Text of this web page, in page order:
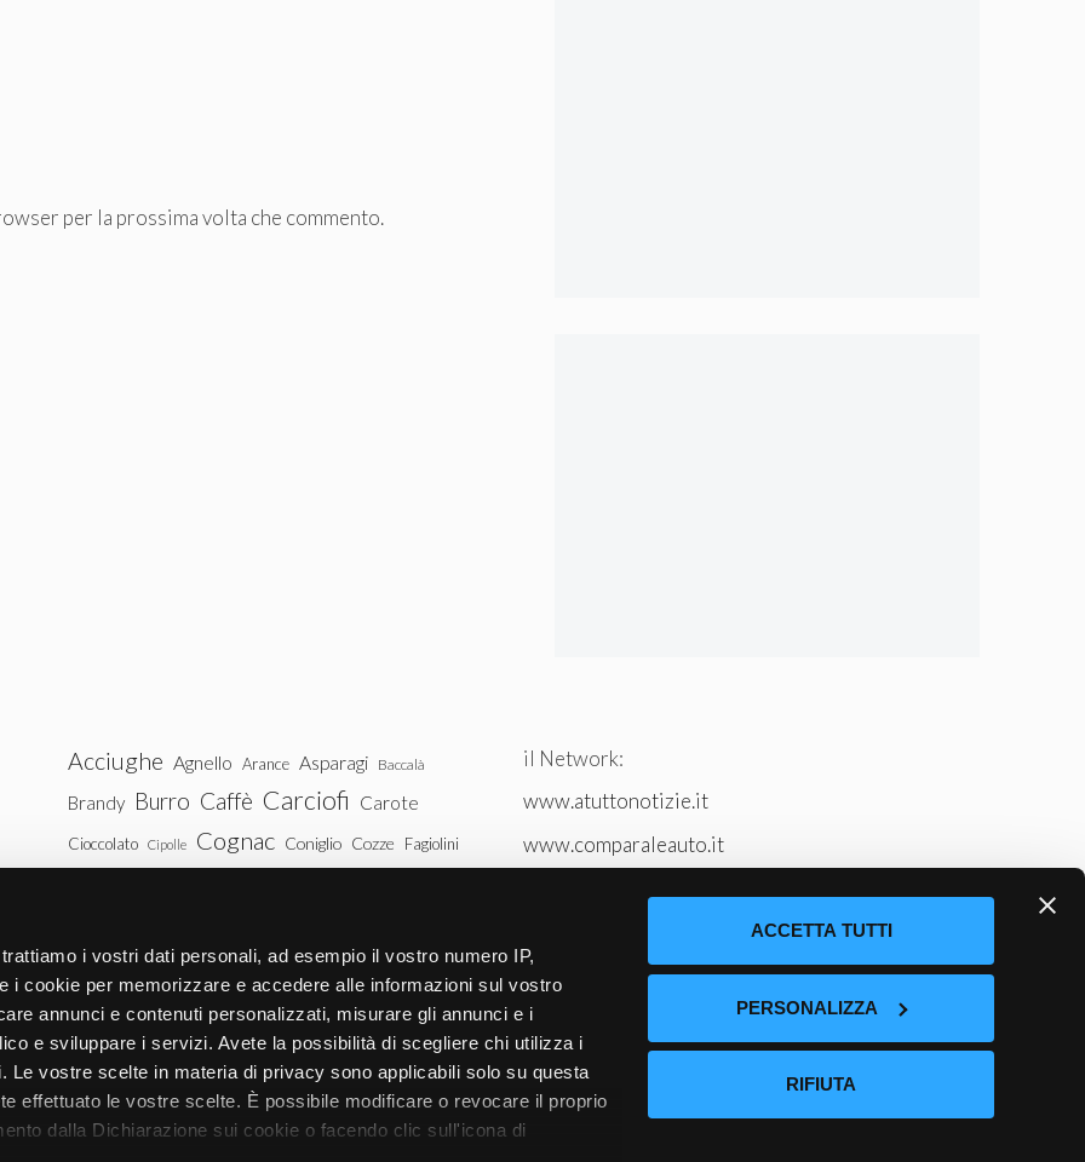
trattiamo i vostri dati personali, ad esempio il vostro numero IP,
i cookie per memorizzare e accedere alle informazioni sul vostro
annunci e contenuti personalizzati, misurare gli annunci e i
e sviluppare i servizi. Avete la possibilità di scegliere chi utilizza i
Le vostre scelte in materia di privacy sono applicabili solo su questa
effettuato le vostre scelte. È possibile modificare o revocare il proprio
dalla Dichiarazione sui cookie o facendo clic sull'icona di
ACCETTA TUTTI
PERSONALIZZA
RIFIUTA
per la prossima volta che commento.
Acciughe Agnello Arance Asparagi Baccalà
Brandy Burro Caffè Carciofi Carote
Cioccolato Cipolle Cognac Coniglio Cozze Fagiolini
Patate Peperoni Piselli Pollo
Pomodori Ricotta Rum
Spinaci Tacchino Tonno Uova Vitello
Vodka Whisky Zucca Zucchine
il Network:
www.atuttonotizie.it
www.comparaleauto.it